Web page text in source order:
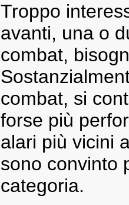
Troppo
avanti, una o
combat,
combat, si
forse più
alari più vicini
sono convinto
categoria.